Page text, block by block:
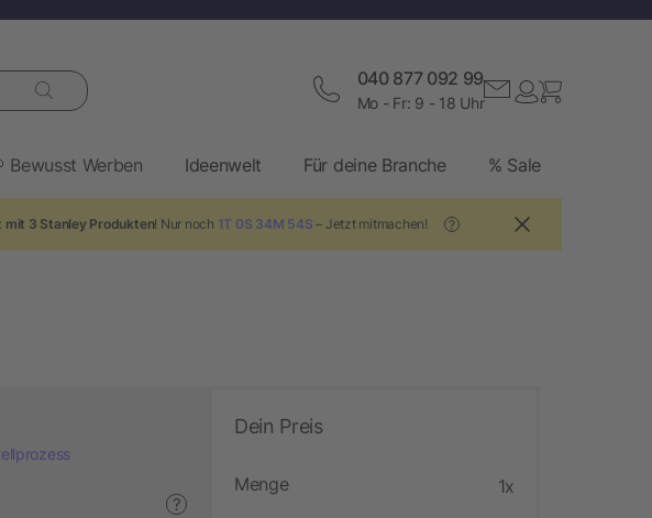
040 877 092 99
Mo - Fr: 9 - 18 Uhr
Bewusst Werben Ideenwelt Für deine Branche % Sale
3 Stanley Produkten! Nur noch 1T 0S 34M 53S – Jetzt mitmachen! ?
?
Dein Preis
Menge 1x